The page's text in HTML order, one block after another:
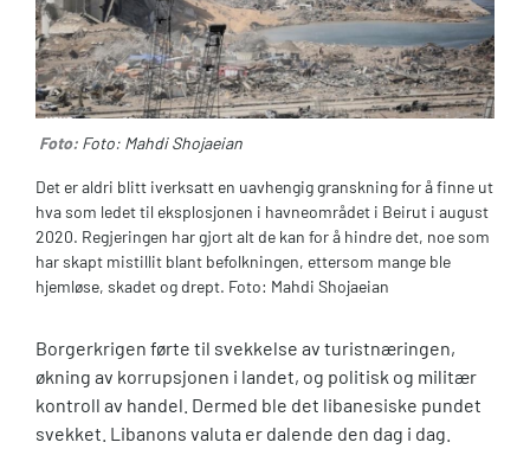
Foto: Foto: Mahdi Shojaeian
Det er aldri blitt iverksatt en uavhengig granskning for å finne ut
hva som ledet til eksplosjonen i havneområdet i Beirut i august
2020. Regjeringen har gjort alt de kan for å hindre det, noe som
har skapt mistillit blant befolkningen, ettersom mange ble
hjemløse, skadet og drept. Foto: Mahdi Shojaeian
Borgerkrigen førte til svekkelse av turistnæringen,
økning av korrupsjonen i landet, og politisk og militær
kontroll av handel. Dermed ble det libanesiske pundet
svekket. Libanons valuta er dalende den dag i dag.